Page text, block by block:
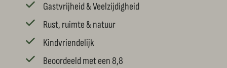
Gastvrijheid & Veelzijdigheid
Rust, ruimte & natuur
Kindvriendelijk
Beoordeeld met een 8,8